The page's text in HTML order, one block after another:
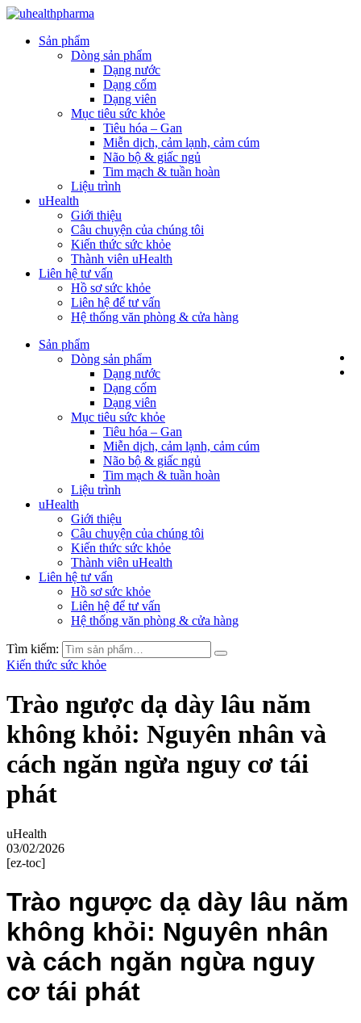
Sản phẩm
Dòng sản phẩm
Dạng nước
Dạng cốm
Dạng viên
Mục tiêu sức khỏe
Tiêu hóa – Gan
Miễn dịch, cảm lạnh, cảm cúm
Não bộ & giấc ngủ
Tim mạch & tuần hoàn
Liệu trình
uHealth
Giới thiệu
Câu chuyện của chúng tôi
Kiến thức sức khỏe
Thành viên uHealth
Liên hệ tư vấn
Hồ sơ sức khỏe
Liên hệ để tư vấn
Hệ thống văn phòng & cửa hàng
Sản phẩm
Dòng sản phẩm
Dạng nước
Dạng cốm
Dạng viên
Mục tiêu sức khỏe
Tiêu hóa – Gan
Miễn dịch, cảm lạnh, cảm cúm
Não bộ & giấc ngủ
Tim mạch & tuần hoàn
Liệu trình
uHealth
Giới thiệu
Câu chuyện của chúng tôi
Kiến thức sức khỏe
Thành viên uHealth
Liên hệ tư vấn
Hồ sơ sức khỏe
Liên hệ để tư vấn
Hệ thống văn phòng & cửa hàng
Tìm kiếm:
Kiến thức sức khỏe
Trào ngược dạ dày lâu năm
không khỏi: Nguyên nhân và
cách ngăn ngừa nguy cơ tái
phát
uHealth
03/02/2026
[ez-toc]
Trào ngược dạ dày lâu năm
không khỏi: Nguyên nhân
và cách ngăn ngừa nguy
cơ tái phát